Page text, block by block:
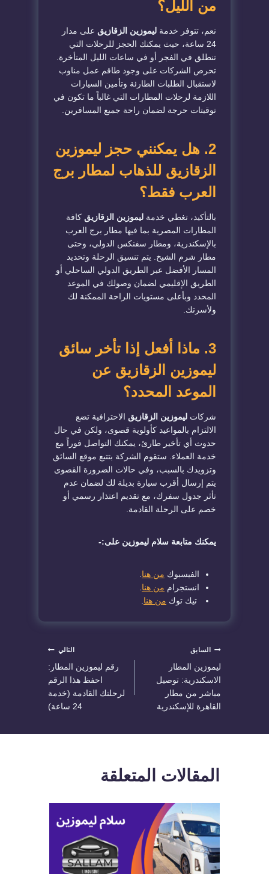
من الليل؟
​نعم، تتوفر خدمة ليموزين الزقازيق على مدار
24 ساعة، حيث يمكنك الحجز للرحلات التي
تنطلق في الفجر أو في ساعات الليل المتأخرة.
تحرص الشركات على وجود طاقم عمل مناوب
لاستقبال الطلبات الطارئة وتأمين السيارات
اللازمة لرحلات المطارات التي غالباً ما تكون في
توقيتات حرجة لضمان راحة جميع المسافرين.
​2. هل يمكنني حجز ليموزين
الزقازيق للذهاب لمطار برج
العرب فقط؟
​بالتأكيد، تغطي خدمة ليموزين الزقازيق كافة
المطارات المصرية بما فيها مطار برج العرب
بالإسكندرية، ومطار سفنكس الدولي، وحتى
مطار شرم الشيخ. يتم تنسيق الرحلة وتحديد
المسار الأفضل عبر الطريق الدولي الساحلي أو
الطريق الإقليمي لضمان وصولك في الموعد
المحدد وبأعلى مستويات الراحة الممكنة لك
ولأسرتك.
​3. ماذا أفعل إذا تأخر سائق
ليموزين الزقازيق عن
الموعد المحدد؟
​شركات ليموزين الزقازيق الاحترافية تضع
الالتزام بالمواعيد كأولوية قصوى، ولكن في حال
حدوث أي تأخير طارئ، يمكنك التواصل فوراً مع
خدمة العملاء. ستقوم الشركة بتتبع موقع السائق
وتزويدك بالسبب، وفي حالات الضرورة القصوى
يتم إرسال أقرب سيارة بديلة لك لضمان عدم
تأثر جدول سفرك، مع تقديم اعتذار رسمي أو
خصم على الرحلة القادمة.
يمكنك متابعة سلام ليموزين على:-
الفيسبوك من هنا
انستجرام من هنا
تيك توك من هنا
تصفّح
المقالات
السابق
ليموزين المطار
الاسكندرية: توصيل
مباشر من مطار
القاهرة للإسكندرية
التالي
رقم ليموزين المطار:
احفظ هذا الرقم
لرحلتك القادمة (خدمة
24 ساعة)
المقالات المتعلقة